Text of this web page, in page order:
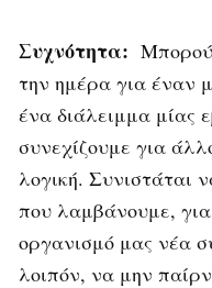
Συχνότητα:
την ημέρα για έναν
ένα διάλειμμα μίας
συνεχίζουμε για
λογική. Συνιστάται
που λαμβάνουμε,
οργανισμό μας νέα
λοιπόν, να μην